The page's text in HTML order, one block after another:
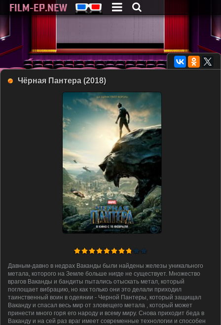
Чёрная Пантера (2018)
Давным-давно в недрах Ваканды были найдены железы уникального
метала, которого на Земле больше нигде не существует. Множество
врагов Ваканды и бандиты пытались отыскать метал, который
поглощает вибрацию, но как только они это делали приходил
таинственный воин в одеянии - Черной Пантеры, который защищал
Ваканду и спасал весь мир от зловещего метала , который может
принести много горя его народу и всему миру. Снова приходит беда в
Ваканду и на сей раз враг имеет современные технологии и способен